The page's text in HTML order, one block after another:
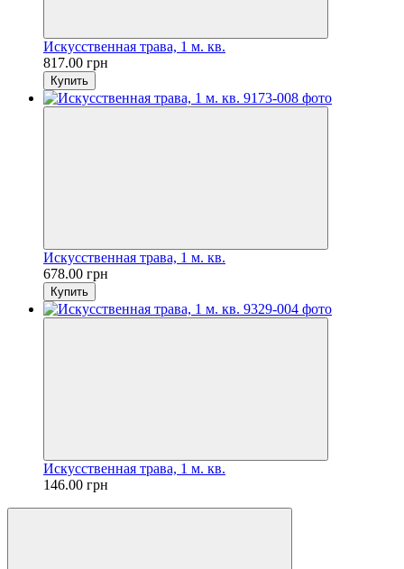
Искусственная трава, 1 м. кв.
817.00 грн
Купить
Искусственная трава, 1 м. кв.
678.00 грн
Купить
Искусственная трава, 1 м. кв.
146.00 грн